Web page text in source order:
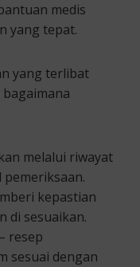
medis
yang tepat.
yang terlibat
melalui riwayat
pemeriksaan.
kepastian
di sesuaikan.
resep
sesuai dengan